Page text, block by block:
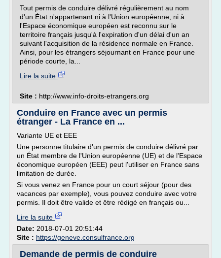
Tout permis de conduire délivré régulièrement au nom
d'un État n'appartenant ni à l'Union européenne, ni à
l'Espace économique européen est reconnu sur le
territoire français jusqu'à l'expiration d'un délai d'un an
suivant l'acquisition de la résidence normale en France.
Ainsi, pour les étrangers séjournant en France pour une
période courte, la...
Lire la suite
Site : http://www.info-droits-etrangers.org
Conduire en France avec un permis
étranger - La France en ...
Variante UE et EEE
Une personne titulaire d'un permis de conduire délivré par
un État membre de l'Union européenne (UE) et de l'Espace
économique européen (EEE) peut l'utiliser en France sans
limitation de durée.
Si vous venez en France pour un court séjour (pour des
vacances par exemple), vous pouvez conduire avec votre
permis. Il doit être valide et être rédigé en français ou...
Lire la suite
Date: 2018-07-01 20:51:44
Site : https://geneve.consulfrance.org
Demande de permis de conduire